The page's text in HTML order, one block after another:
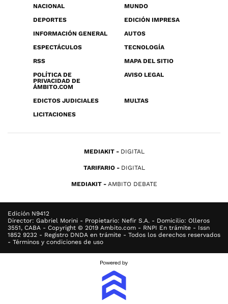
NACIONAL
MUNDO
DEPORTES
EDICIÓN IMPRESA
INFORMACIÓN GENERAL
AUTOS
ESPECTÁCULOS
TECNOLOGÍA
RSS
MAPA DEL SITIO
POLÍTICA DE
PRIVACIDAD DE
ÁMBITO.COM
AVISO LEGAL
EDICTOS JUDICIALES
MULTAS
LICITACIONES
MEDIAKIT DIGITAL
TARIFARIO DIGITAL
MEDIAKIT AMBITO DEBATE
Edición N9412
Director: Gabriel Morini - Propietario: Nefir S.A. - Domicilio: Olleros
3551, CABA - Copyright © 2019 Ambito.com - RNPI En trámite - Issn
1852 9232 - Registro DNDA en trámite - Todos los derechos reservados
- Términos y condiciones de uso